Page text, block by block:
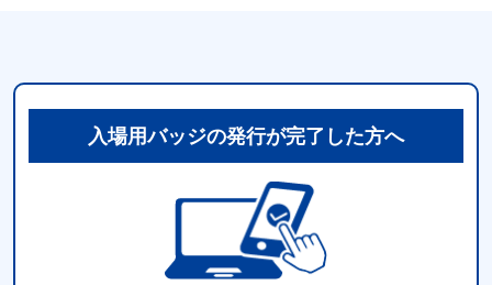
入場用バッジの発行が完了した方へ